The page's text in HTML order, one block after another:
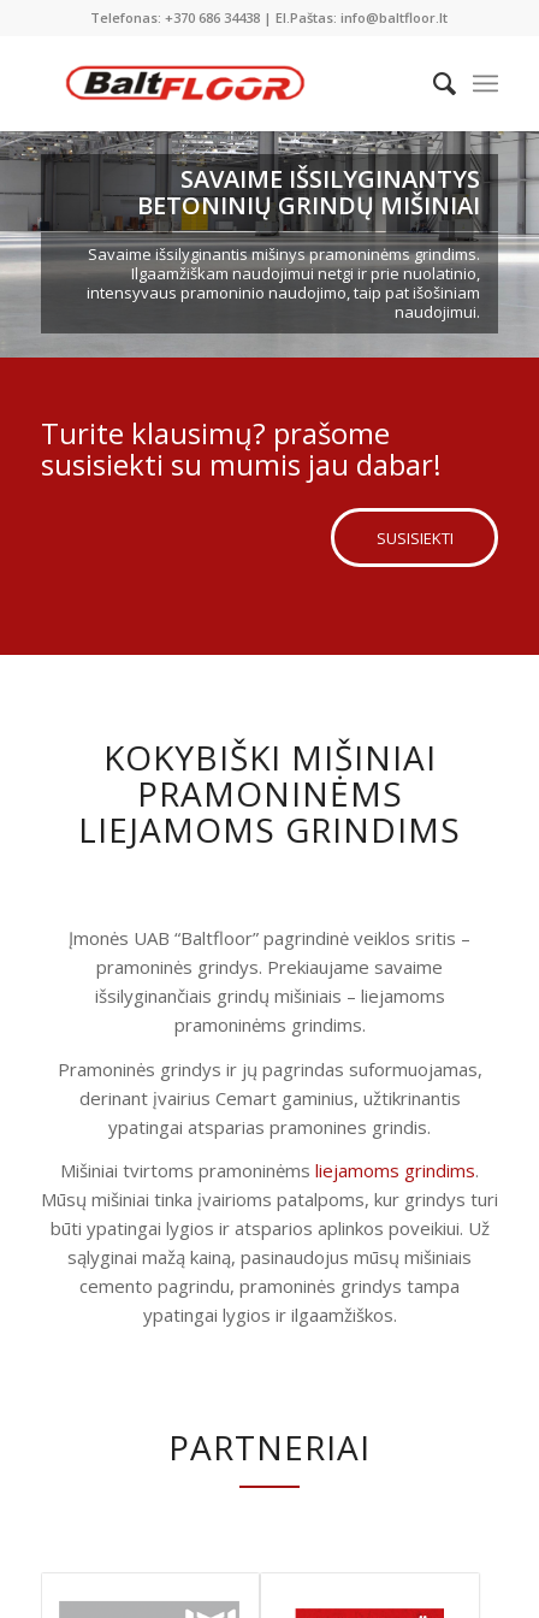
Telefonas: +370 686 34438 | El.Paštas: info@baltfloor.lt
SAVAIME IŠSILYGINANTYS
BETONINIŲ GRINDŲ MIŠINIAI
Savaime išsilyginantis mišinys pramoninėms grindims.
Ilgaamžiškam naudojimui netgi ir prie nuolatinio,
intensyvaus pramoninio naudojimo, taip pat išošiniam
naudojimui.
Turite klausimų? prašome
susisiekti su mumis jau dabar!
SUSISIEKTI
KOKYBIŠKI MIŠINIAI
PRAMONINĖMS
LIEJAMOMS GRINDIMS
Įmonės UAB “Baltfloor” pagrindinė veiklos sritis –
pramoninės grindys. Prekiaujame savaime
išsilyginančiais grindų mišiniais – liejamoms
pramoninėms grindims.
Pramoninės grindys ir jų pagrindas suformuojamas,
derinant įvairius Cemart gaminius, užtikrinantis
ypatingai atsparias pramonines grindis.
Mišiniai tvirtoms pramoninėms liejamoms grindims.
Mūsų mišiniai tinka įvairioms patalpoms, kur grindys turi
būti ypatingai lygios ir atsparios aplinkos poveikiui. Už
sąlyginai mažą kainą, pasinaudojus mūsų mišiniais
cemento pagrindu, pramoninės grindys tampa
ypatingai lygios ir ilgaamžiškos.
PARTNERIAI